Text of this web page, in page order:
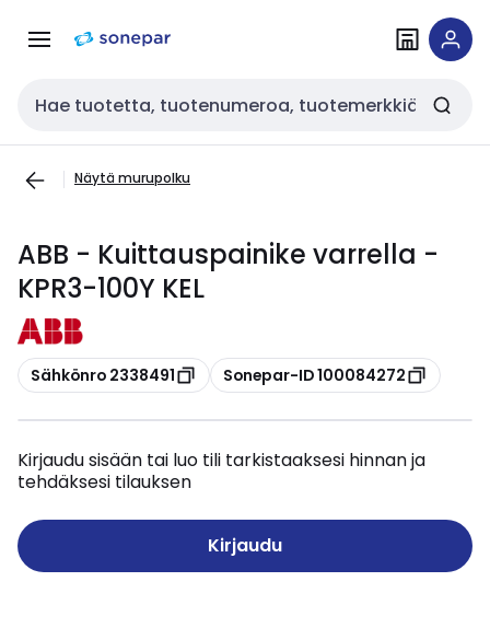
navigointiinsisältöön
Haku
Näytä murupolku
ABB - Kuittauspainike varrella -
KPR3-100Y KEL
Kopioi
Sähkönro 2338491 Kopioi
Sonepar-ID 100084272
Kirjaudu sisään tai luo tili tarkistaaksesi hinnan ja
tehdäksesi tilauksen
Kirjaudu